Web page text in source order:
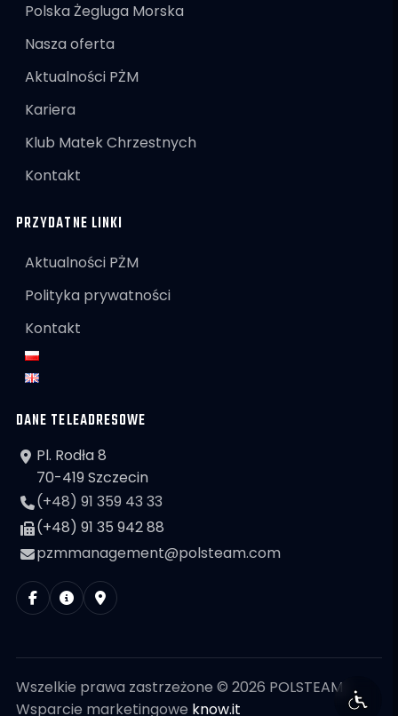
Polska Żegluga Morska
Nasza oferta
Aktualności PŻM
Kariera
Klub Matek Chrzestnych
Kontakt
PRZYDATNE LINKI
Aktualności PŻM
Polityka prywatności
Kontakt
DANE TELEADRESOWE
Pl. Rodła 8
70-419 Szczecin
(+48) 91 359 43 33
(+48) 91 35 942 88
pzmmanagement@polsteam.com
Wszelkie prawa zastrzeżone © 2026 POLSTEAM
Wsparcie marketingowe know.it